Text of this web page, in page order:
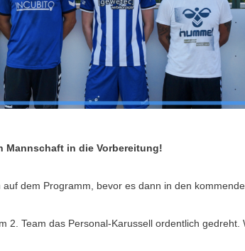
Mannschaft in die Vorbereitung!
dem Programm, bevor es dann in den
2. Team das Personal-Karussell ordentlich